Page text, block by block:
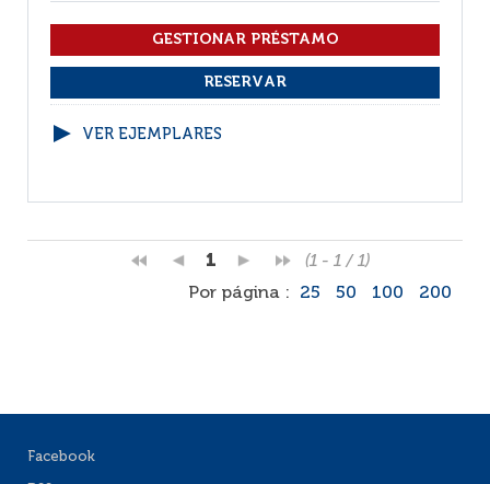
VER EJEMPLARES
1
(1 - 1 / 1)
Por página :
25 50 100 200
Facebook